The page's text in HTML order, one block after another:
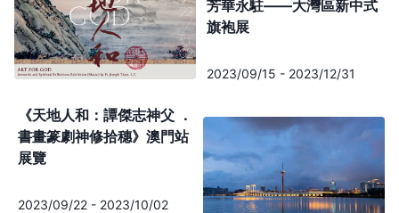
《天地人和：譚傑志神父 ．
書畫篆劇神修拾穗》澳門站
展覽
2023/09/22 - 2023/10/02
芳華永駐——大灣區新中式
旗袍展
2023/09/15 - 2023/12/31